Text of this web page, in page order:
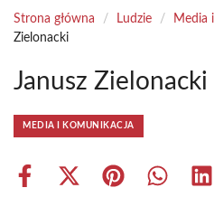
Strona główna / Ludzie / Media
Zielonacki
Janusz Zielonacki
MEDIA I KOMUNIKACJA
Share
Share Share Share